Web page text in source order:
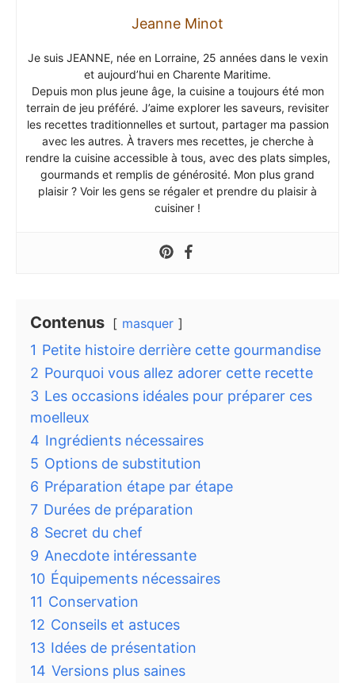
Jeanne Minot
Je suis JEANNE, née en Lorraine, 25 années dans le vexin
et aujourd’hui en Charente Maritime.
Depuis mon plus jeune âge, la cuisine a toujours été mon
terrain de jeu préféré. J’aime explorer les saveurs, revisiter
les recettes traditionnelles et surtout, partager ma passion
avec les autres. À travers mes recettes, je cherche à
rendre la cuisine accessible à tous, avec des plats simples,
gourmands et remplis de générosité. Mon plus grand
plaisir ? Voir les gens se régaler et prendre du plaisir à
cuisiner !
Contenus masquer
1 Petite histoire derrière cette gourmandise
2 Pourquoi vous allez adorer cette recette
3 Les occasions idéales pour préparer ces
moelleux
4 Ingrédients nécessaires
5 Options de substitution
6 Préparation étape par étape
7 Durées de préparation
8 Secret du chef
9 Anecdote intéressante
10 Équipements nécessaires
11 Conservation
12 Conseils et astuces
13 Idées de présentation
14 Versions plus saines